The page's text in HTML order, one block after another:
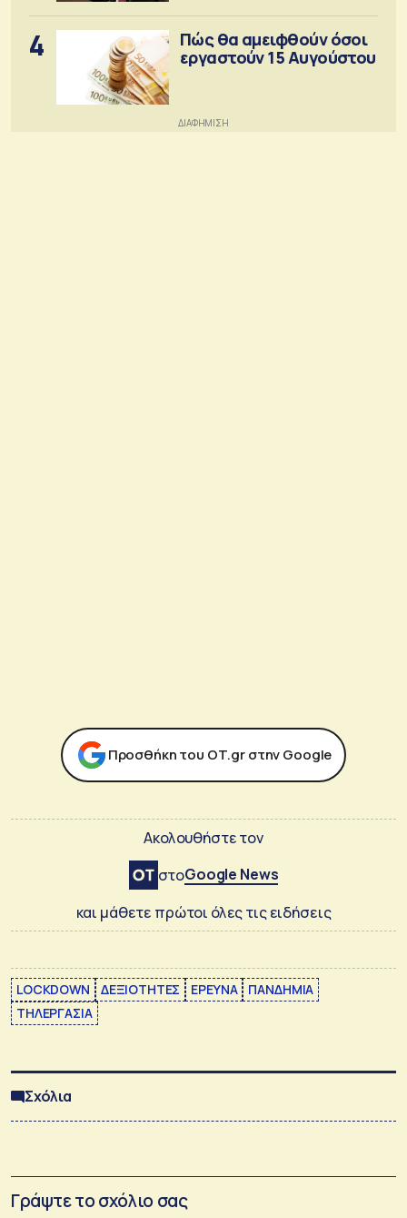
4
Πώς θα αμειφθούν όσοι
εργαστούν 15 Αυγούστου
Προσθήκη του ΟΤ.gr στην Google
Ακολουθήστε τον
στοGoogle News
και μάθετε πρώτοι όλες τις ειδήσεις
LOCKDOWN ΔΕΞΙΟΤΗΤΕΣ ΕΡΕΥΝΑ
ΠΑΝΔΗΜΙΑ
ΤΗΛΕΡΓΑΣΙΑ
Σχόλια
Γράψτε το σχόλιο σας